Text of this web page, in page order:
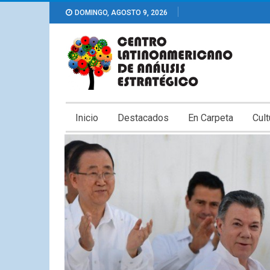
DOMINGO, AGOSTO 9, 2026
Inicio Destacados En Carpeta